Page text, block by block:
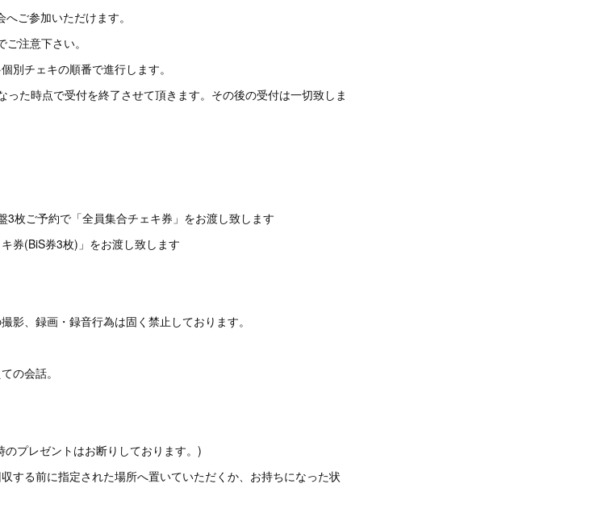
ご参加いただけます。
注意下さい。
別チェキの順番で進行します。
た時点で受付を終了させて頂きます。その後の受付は一切致しま
ご予約で「全員集合チェキ券」をお渡し致します
券(BiS券3枚)」をお渡し致します
影、録画・録音行為は固く禁止しております。
の会話。
プレゼントはお断りしております。)
する前に指定された場所へ置いていただくか、お持ちになった状